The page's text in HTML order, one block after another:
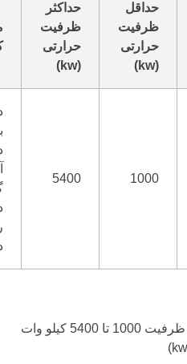
حداقل
ظرفیت
حرارتی
(kw)
حداکثر
ظرفیت
حرارتی
(kw)
1000
5400
نمودار عملکرد برای مشعل با ظرفیت 1000 تا 5400 کیلو وات